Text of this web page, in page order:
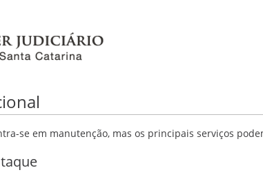
se em manutenção, mas os principais serviços